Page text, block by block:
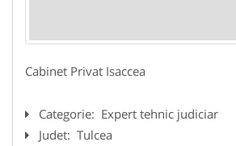
Cabinet Privat Isaccea
Categorie: Expert tehnic judiciar
Judet: Tulcea